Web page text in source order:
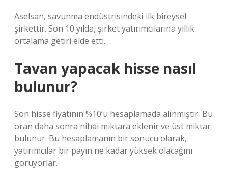
Aselsan, savunma endüstrisindeki ilk bireysel
şirkettir. Son 10 yılda, şirket yatırımcılarına yıllık
ortalama getiri elde etti.
Tavan yapacak hisse nasıl
bulunur?
Son hisse fiyatının %10’u hesaplamada alınmıştır. Bu
oran daha sonra nihai miktara eklenir ve üst miktar
bulunur. Bu hesaplamanın bir sonucu olarak,
yatırımcılar bir payın ne kadar yüksek olacağını
görüyorlar.